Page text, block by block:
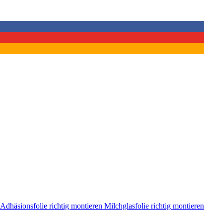
Adhäsionsfolie richtig montieren Milchglasfolie richtig montieren